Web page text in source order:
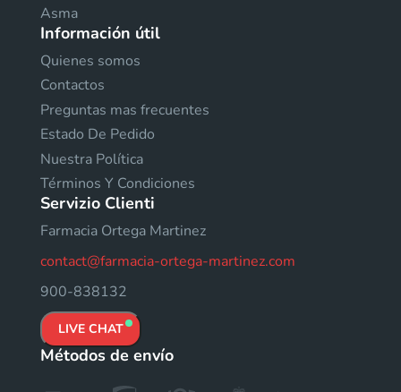
Asma
Información útil
Quienes somos
Contactos
Preguntas mas frecuentes
Estado De Pedido
Nuestra Política
Términos Y Condiciones
Servizio Clienti
Farmacia Ortega Martinez
contact@farmacia-ortega-martinez.com
900-838132
LIVE CHAT
Métodos de envío